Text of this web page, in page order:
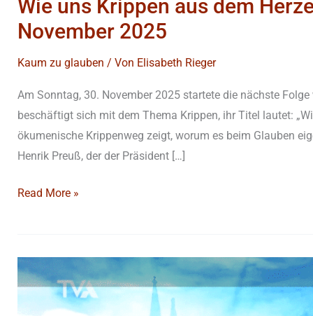
Wie uns Krippen aus dem
November 2025
Kaum zu glauben / Von Elisabeth Rieger
Am Sonntag, 30. November 2025 startete die nächste
beschäftigt sich mit dem Thema Krippen, ihr Titel lautet:
ökumenische Krippenweg zeigt, worum es beim Glauben
Henrik Preuß, der der Präsident […]
Read More »
Hilfe
für
junge